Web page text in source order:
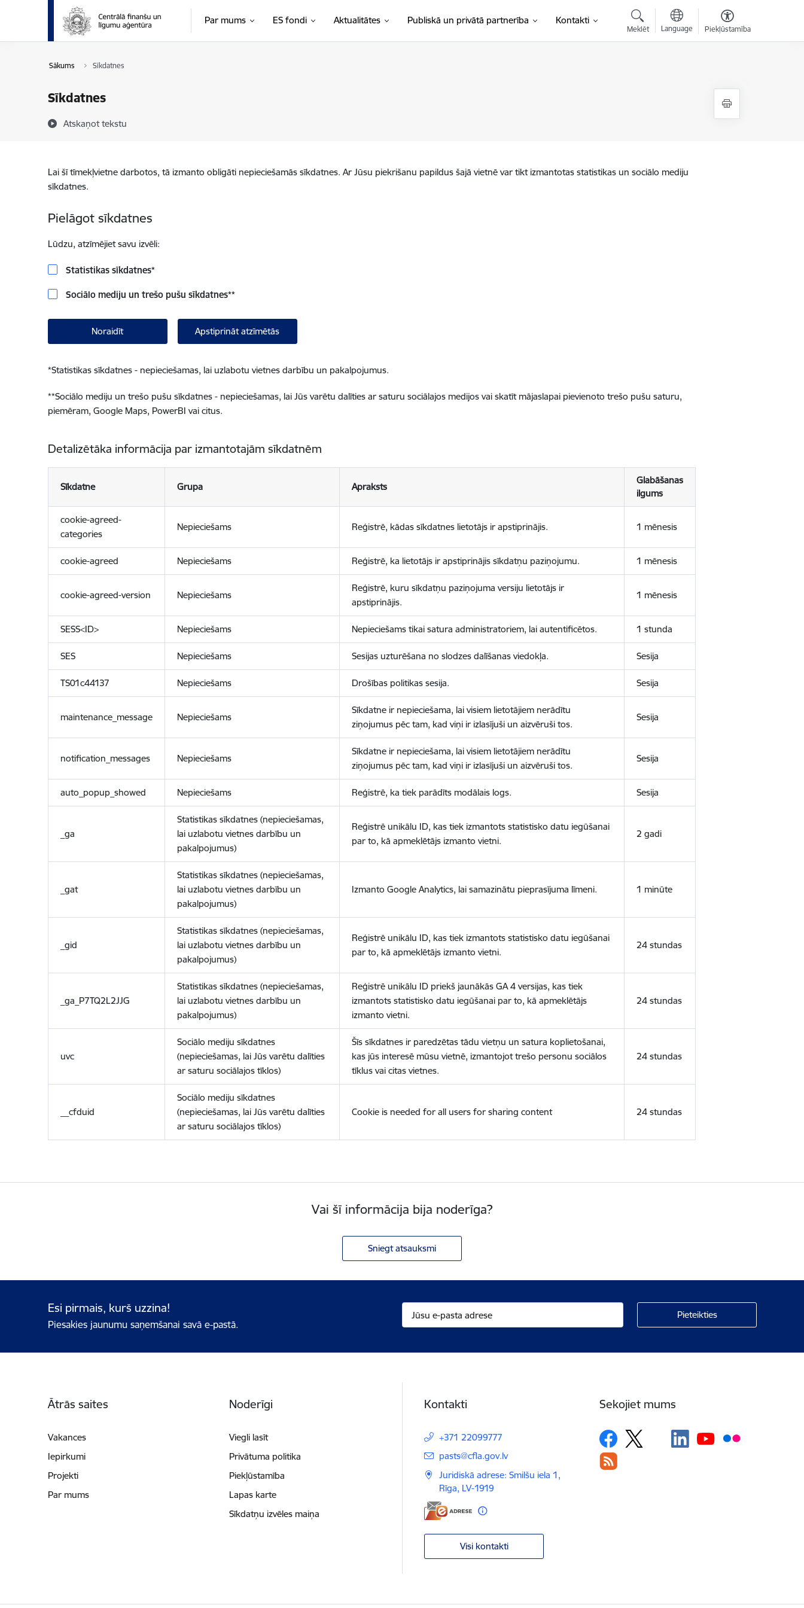
Pāriet uz lapas saturu
Par mums ES fondi Aktualitātes Publiskā un privātā partnerība Kontakti
Meklēt Language Piekļūstamība
Sākums Sīkdatnes
Sīkdatnes
Atskaņot tekstu
Lai šī tīmekļvietne darbotos, tā izmanto obligāti nepieciešamās sīkdatnes. Ar Jūsu piekrišanu papildus šajā vietnē var tikt izmantotas statistikas un sociālo mediju
sīkdatnes.
Pielāgot sīkdatnes
Lūdzu, atzīmējiet savu izvēli:
Statistikas sīkdatnes*
Sociālo mediju un trešo pušu sīkdatnes**
Noraidīt Apstiprināt atzīmētās
*Statistikas sīkdatnes - nepieciešamas, lai uzlabotu vietnes darbību un pakalpojumus.
**Sociālo mediju un trešo pušu sīkdatnes - nepieciešamas, lai Jūs varētu dalīties ar saturu sociālajos medijos vai skatīt mājaslapai pievienoto trešo pušu saturu,
piemēram, Google Maps, PowerBI vai citus.
Detalizētāka informācija par izmantotajām sīkdatnēm
Sīkdatne Grupa Apraksts
Glabāšanas
ilgums
cookie-agreed-
categories
Nepieciešams Reģistrē, kādas sīkdatnes lietotājs ir apstiprinājis. 1 mēnesis
cookie-agreed Nepieciešams Reģistrē, ka lietotājs ir apstiprinājis sīkdatņu paziņojumu. 1 mēnesis
cookie-agreed-version Nepieciešams
Reģistrē, kuru sīkdatņu paziņojuma versiju lietotājs ir
apstiprinājis.
1 mēnesis
SESS<ID> Nepieciešams Nepieciešams tikai satura administratoriem, lai autentificētos. 1 stunda
SES Nepieciešams Sesijas uzturēšana no slodzes dalīšanas viedokļa. Sesija
TS01c44137 Nepieciešams Drošības politikas sesija. Sesija
maintenance_message Nepieciešams
Sīkdatne ir nepieciešama, lai visiem lietotājiem nerādītu
ziņojumus pēc tam, kad viņi ir izlasījuši un aizvēruši tos.
Sesija
notification_messages Nepieciešams
Sīkdatne ir nepieciešama, lai visiem lietotājiem nerādītu
ziņojumus pēc tam, kad viņi ir izlasījuši un aizvēruši tos.
Sesija
auto_popup_showed Nepieciešams Reģistrē, ka tiek parādīts modālais logs. Sesija
_ga
Statistikas sīkdatnes (nepieciešamas,
lai uzlabotu vietnes darbību un
pakalpojumus)
Reģistrē unikālu ID, kas tiek izmantots statistisko datu iegūšanai
par to, kā apmeklētājs izmanto vietni.
2 gadi
_gat
Statistikas sīkdatnes (nepieciešamas,
lai uzlabotu vietnes darbību un
pakalpojumus)
Izmanto Google Analytics, lai samazinātu pieprasījuma līmeni. 1 minūte
_gid
Statistikas sīkdatnes (nepieciešamas,
lai uzlabotu vietnes darbību un
pakalpojumus)
Reģistrē unikālu ID, kas tiek izmantots statistisko datu iegūšanai
par to, kā apmeklētājs izmanto vietni.
24 stundas
_ga_P7TQ2L2JJG
Statistikas sīkdatnes (nepieciešamas,
lai uzlabotu vietnes darbību un
pakalpojumus)
Reģistrē unikālu ID priekš jaunākās GA 4 versijas, kas tiek
izmantots statistisko datu iegūšanai par to, kā apmeklētājs
izmanto vietni.
24 stundas
uvc
Sociālo mediju sīkdatnes
(nepieciešamas, lai Jūs varētu dalīties
ar saturu sociālajos tīklos)
Šīs sīkdatnes ir paredzētas tādu vietņu un satura koplietošanai,
kas jūs interesē mūsu vietnē, izmantojot trešo personu sociālos
tīklus vai citas vietnes.
24 stundas
__cfduid
Sociālo mediju sīkdatnes
(nepieciešamas, lai Jūs varētu dalīties
ar saturu sociālajos tīklos)
Cookie is needed for all users for sharing content 24 stundas
Vai šī informācija bija noderīga?
Sniegt atsauksmi
Esi pirmais, kurš uzzina!
Piesakies jaunumu saņemšanai savā e-pastā.
Ātrās saites
Vakances
Iepirkumi
Projekti
Par mums
Noderīgi
Viegli lasīt
Privātuma politika
Piekļūstamība
Lapas karte
Sīkdatņu izvēles maiņa
Kontakti
+371 22099777
E-pasts:
pasts@cfla.gov.lv
Juridiskā adrese: Smilšu iela 1,
Rīga, LV-1919
Visi kontakti
Sekojiet mums